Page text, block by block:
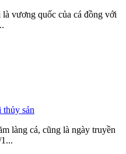
vương quốc của cá đồng với
thủy sản
làng cá, cũng là ngày truyền